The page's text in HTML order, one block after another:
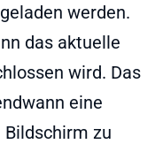
werden.
das aktuelle
wird. Das
eine
Bildschirm zu